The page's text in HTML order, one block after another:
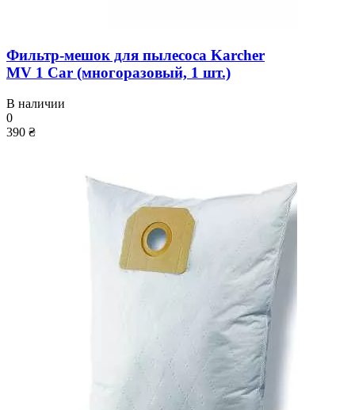
Фильтр-мешок для пылесоса Karcher
MV 1 Car (многоразовый, 1 шт.)
В наличии
0
390 ₴